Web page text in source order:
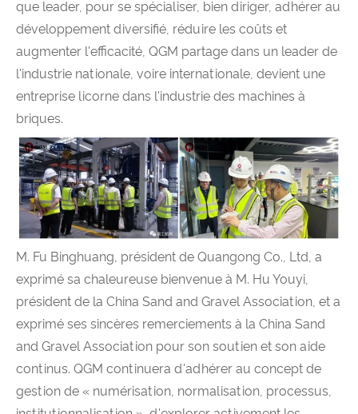
que leader, pour se spécialiser, bien diriger, adhérer au
développement diversifié, réduire les coûts et
augmenter l'efficacité, QGM partage dans un leader de
l'industrie nationale, voire internationale, devient une
entreprise licorne dans l'industrie des machines à
briques.
M. Fu Binghuang, président de Quangong Co., Ltd, a
exprimé sa chaleureuse bienvenue à M. Hu Youyi,
président de la China Sand and Gravel Association, et a
exprimé ses sincères remerciements à la China Sand
and Gravel Association pour son soutien et son aide
continus. QGM continuera d'adhérer au concept de
gestion de « numérisation, normalisation, processus,